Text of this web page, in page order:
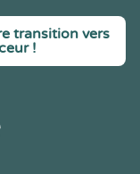
transition vers
!